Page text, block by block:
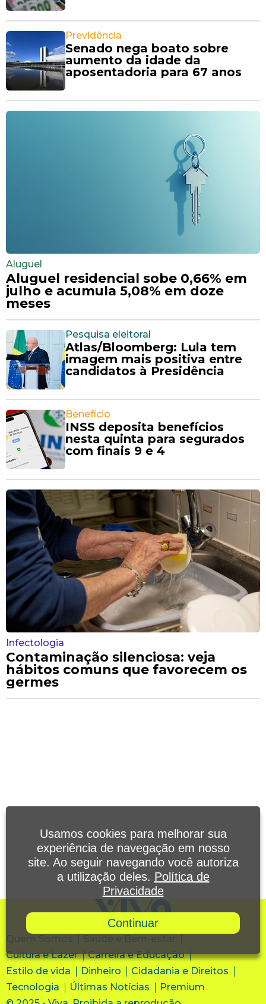
Previdência
Senado nega boato sobre
aumento da idade da
aposentadoria para 67 anos
Aluguel
Aluguel residencial sobe 0,66% em
julho e acumula 5,08% em doze
meses
Pesquisa eleitoral
Atlas/Bloomberg: Lula tem
imagem mais positiva entre
candidatos à Presidência
Benefício
INSS deposita benefícios
nesta quinta para segurados
com finais 9 e 4
Infectologia
Contaminação silenciosa: veja
hábitos comuns que favorecem os
germes
Quem Somos
Saúde e Bem-estar
Cultura e Lazer
Carreira e Educação
Estilo de vida
Dinheiro
Cidadania e Direitos
Tecnologia
Últimas Notícias
Premium
Usamos cookies para melhorar sua
experiência de navegação em nosso
site. Ao seguir navegando você autoriza
a utilização deles. Política de
Privacidade
Continuar